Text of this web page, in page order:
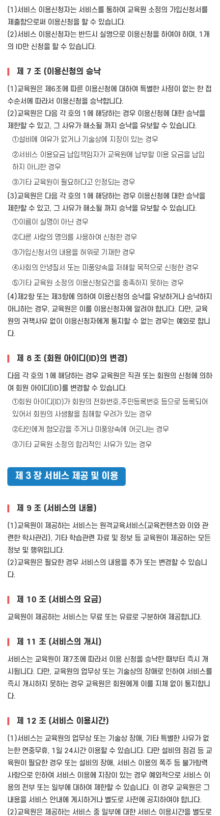
(1)서비스 이용신청자는 서비스를 통하여 교육원 소정의 가입신청서를
제출함으로써 이용신청을 할 수 있습니다.
(2)서비스 이용신청자는 반드시 실명으로 이용신청을 하여야 하며, 1개
의 ID만 신청을 할 수 있습니다.
제 7 조 (이용신청의 승낙
(1)교육원은 제6조에 따른 이용신청에 대하여 특별한 사정이 없는 한 접
수순서에 따라서 이용신청을 승낙합니다.
(2)교육원은 다음 각 호의 1에 해당하는 경우 이용신청에 대한 승낙을
제한할 수 있고, 그 사유가 해소될 까지 승낙을 유보할 수 있습니다.
①설비에 여유가 없거나 기술상에 지장이 있는 경우
②서비스 이용요금 납입책임자가 교육원에 납부할 이용 요금을 납입
하지 아니한 경우
③기타 교육원이 필요하다고 인정되는 경우
(3)교육원은 다음 각 호의 1에 해당하는 경우 이용신청에 대한 승낙을
제한할 수 있고, 그 사유가 해소될 까지 승낙을 유보할 수 있습니다.
①이름이 실명이 아닌 경우
②다른 사람의 명의를 사용하여 신청한 경우
③가입신청서의 내용을 허위로 기재한 경우
④사회의 안녕질서 또는 미풍양속을 저해할 목적으로 신청한 경우
⑤기타 교육원 소정의 이용신청요건을 충족하지 못하는 경우
(4)제2항 또는 제3항에 의하여 이용신청의 승낙을 유보하거나 승낙하지
아니하는 경우, 교육원은 이를 이용신청자에 알려야 합니다. 다만, 교육
원의 귀책사유 없이 이용신청자에게 통지할 수 없는 경우는 예외로 합니
다.
제 8 조 (회원 아이디(ID)의 변경)
다음 각 호의 1에 해당하는 경우 교육원은 직권 또는 회원의 신청에 의하
여 회원 아이디(ID)를 변경할 수 있습니다.
①회원 아이디(ID)가 회원의 전화번호,주민등록번호 등으로 등록되어
있어서 회원의 사생활을 침해할 우려가 있는 경우
②타인에게 혐오감을 주거나 미풍양속에 어긋나는 경우
③기타 교육원 소정의 합리적인 사유가 있는 경우
제 3 장 서비스 제공 및 이용
제 9 조 (서비스의 내용)
(1)교육원이 제공하는 서비스는 원격교육서비스(교육컨텐츠와 이와 관
련한 학사관리), 기타 학습관련 자료 및 정보 등 교육원이 제공하는 모든
정보 및 행위입니다.
(2)교육원은 필요한 경우 서비스의 내용을 추가 또는 변경할 수 있습니
다.
제 10 조 (서비스의 요금)
교육원이 제공하는 서비스는 무료 또는 유료로 구분하여 제공합니다.
제 11 조 (서비스의 개시)
서비스는 교육원이 제7조에 따라서 이용 신청을 승낙한 때부터 즉시 개
시됩니다. 다만, 교육원의 업무상 또는 기술상의 장애로 인하여 서비스를
즉시 개시하지 못하는 경우 교육원은 회원에게 이를 지체 없이 통지합니
다.
제 12 조 (서비스 이용시간)
(1)서비스는 교육원의 업무상 또는 기술상 장애, 기타 특별한 사유가 없
는한 연중무휴, 1일 24시간 이용할 수 있습니다. 다만 설비의 점검 등 교
육원이 필요한 경우 또는 설비의 장애, 서비스 이용의 폭주 등 불가항력
사항으로 인하여 서비스 이용에 지장이 있는 경우 예외적으로 서비스 이
용의 전부 또는 일부에 대하여 제한할 수 있습니다. 이 경우 교육원은 그
내용을 서비스 안내에 게시하거나 별도로 사전에 공지하여야 합니다.
(2)교육원은 제공하는 서비스 중 일부에 대한 서비스 이용시간을 별도로